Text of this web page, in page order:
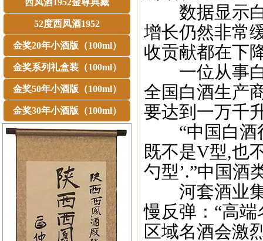
西凤酒1952金尊典藏
52度西凤酒1952
金奖20年小酒版（100ml）
金奖系列礼盒装（100ml）
金奖50年小酒版（100ml）
金奖30年小酒版（100ml）
数据显示白
增长仍然非常
收贡献都在下
一位从事白
全国白酒生产
要达到一万千
“中国白酒
既不是V型,也
勺型’.”中国酒
河套酒业集
慢反弹：“高
区域名酒会激